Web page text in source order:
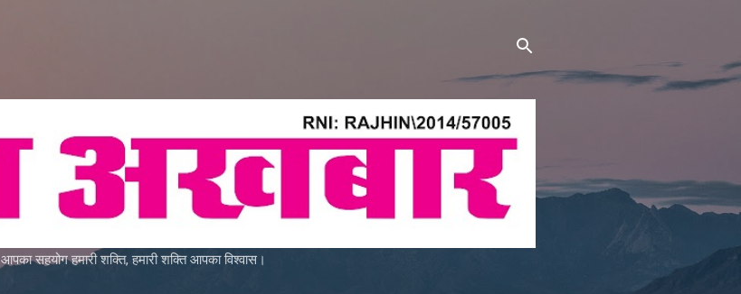
आपका सहयोग हमारी शक्ति, हमारी शक्ति आपका विश्वास।